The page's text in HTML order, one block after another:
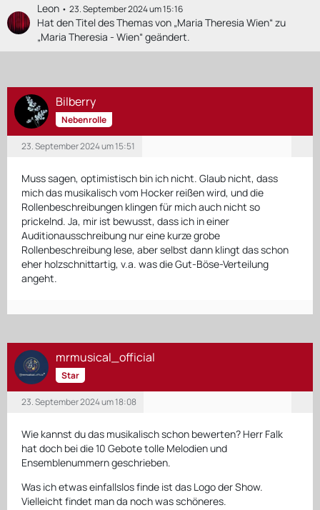
Leon 23. September 2024 um 15:16
Hat den Titel des Themas von „Maria Theresia Wien“ zu
„Maria Theresia - Wien“ geändert.
Bilberry
Nebenrolle
23. September 2024 um 15:51
Muss sagen, optimistisch bin ich nicht. Glaub nicht, dass
mich das musikalisch vom Hocker reißen wird, und die
Rollenbeschreibungen klingen für mich auch nicht so
prickelnd. Ja, mir ist bewusst, dass ich in einer
Auditionausschreibung nur eine kurze grobe
Rollenbeschreibung lese, aber selbst dann klingt das schon
eher holzschnittartig, v.a. was die Gut-Böse-Verteilung
angeht.
mrmusical_official
Star
23. September 2024 um 18:08
Wie kannst du das musikalisch schon bewerten? Herr Falk
hat doch bei die 10 Gebote tolle Melodien und
Ensemblenummern geschrieben.
Was ich etwas einfallslos finde ist das Logo der Show.
Vielleicht findet man da noch was schöneres.